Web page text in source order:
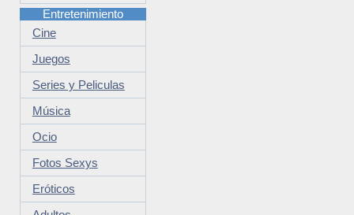
Entretenimiento
Cine
Juegos
Series y Peliculas
Música
Ocio
Fotos Sexys
Eróticos